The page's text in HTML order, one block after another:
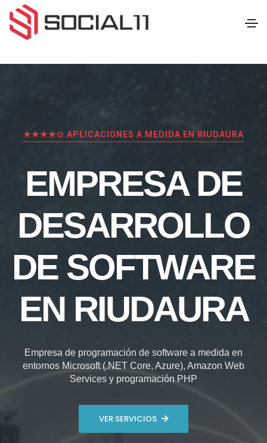
★★★★✩ APLICACIONES A MEDIDA EN RIUDAURA
EMPRESA DE
DESARROLLO
DE SOFTWARE
EN RIUDAURA
Empresa de programación de software a medida en
entornos Microsoft (.NET Core, Azure), Amazon Web
Services y programación PHP
VER SERVICIOS